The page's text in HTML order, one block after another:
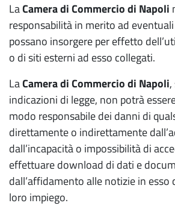
LaCamera di Commercio di Napoli
responsabilità in merito ad
possano insorgere per effetto
o di siti esterni ad esso collegati.
LaCamera di Commercio di Napoli
indicazioni di legge, non potrà
modo responsabile dei danni di
direttamente o indirettamente
dall’incapacità o impossibilità di
effettuare download di dati e
dall’affidamento alle notizie in esso
loro impiego.